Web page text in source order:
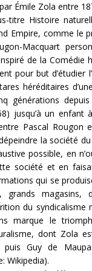
Émile Zola entre
titre Histoire
Empire, comme le
Macquart
de la Comédie
pour but d’étudier
héréditaires
générations depuis
jusqu’à un enfant
Pascal Rougon
la société
possible, en
société et en
qui se
grands magasins,
du syndicalisme
marque le
dont Zola
puis Guy de
Wikipedia).